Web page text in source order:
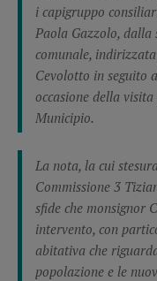
i capigruppo
Paola Gazzolo,
comunale,
Cevolotto in seguito
occasione della
Municipio.
La nota, la cui
Commissione 3
sfide che monsignor
intervento, con
abitativa che
popolazione e le